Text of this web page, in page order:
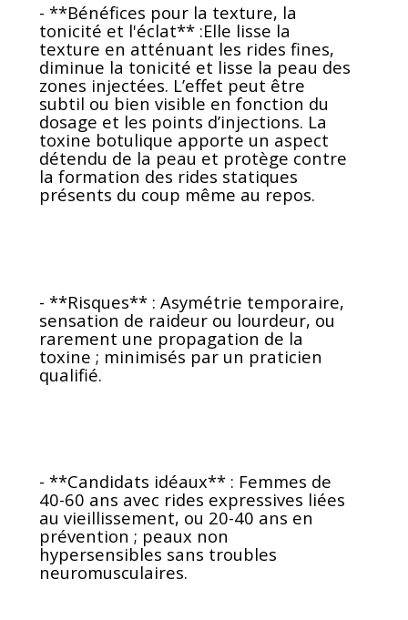
- **Bénéfices pour la texture, la
tonicité et l'éclat** :Elle lisse la
texture en atténuant les rides fines,
diminue la tonicité et lisse la peau des
zones injectées. L’effet peut être
subtil ou bien visible en fonction du
dosage et les points d’injections. La
toxine botulique apporte un aspect
détendu de la peau et protège contre
la formation des rides statiques
présents du coup même au repos.
- **Risques** : Asymétrie temporaire,
sensation de raideur ou lourdeur, ou
rarement une propagation de la
toxine ; minimisés par un praticien
qualifié.
- **Candidats idéaux** : Femmes de
40-60 ans avec rides expressives liées
au vieillissement, ou 20-40 ans en
prévention ; peaux non
hypersensibles sans troubles
neuromusculaires.